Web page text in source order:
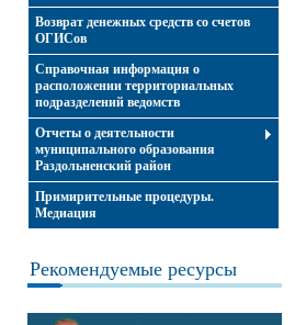
Возврат денежных средств со счетов
ОГИСов
Справочная информация о
расположении территориальных
подразделений ведомств
Отчеты о деятельности
муниципального образования
Раздольненский район
Примирительные процедуры.
Медиация
Рекомендуемые ресурсы